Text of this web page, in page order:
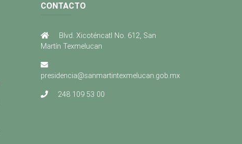
CONTACTO
Blvd. Xicoténcatl No. 612, San
Martín Texmelucan
presidencia@sanmartintexmelucan.gob.mx
248 109 53 00